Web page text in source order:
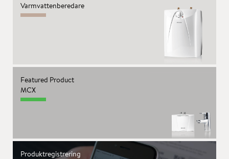
Varmvattenberedare
Featured Product
MCX
Produktregistrering